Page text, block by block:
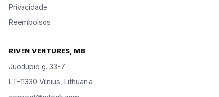
Privacidade
Reembolsos
RIVEN VENTURES, MB
Juodupio g. 33-7
LT-11330 Vilnius, Lithuania